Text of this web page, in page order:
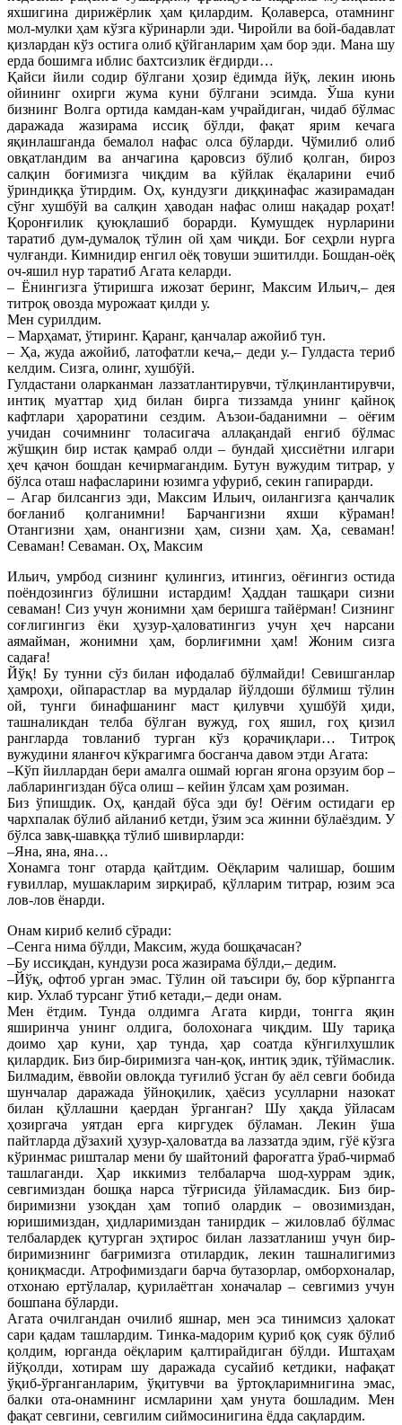
яхшигина дирижёрлик ҳам қилардим. Қолаверса, отамнинг
мол-мулки ҳам кўзга кўринарли эди. Чиройли ва бой-бадавлат
қизлардан кўз остига олиб қўйганларим ҳам бор эди. Мана шу
ерда бошимга иблис бахтсизлик ёғдирди…
Қайси йили содир бўлгани ҳозир ёдимда йўқ, лекин июнь
ойининг охирги жума куни бўлгани эсимда. Ўша куни
бизнинг Волга ортида камдан-кам учрайдиган, чидаб бўлмас
даражада жазирама иссиқ бўлди, фақат ярим кечага
яқинлашганда бемалол нафас олса бўларди. Чўмилиб олиб
овқатландим ва анчагина қаровсиз бўлиб қолган, бироз
салқин боғимизга чиқдим ва кўйлак ёқаларини ечиб
ўриндиққа ўтирдим. Оҳ, кундузги диққинафас жазирамадан
сўнг хушбўй ва салқин ҳаводан нафас олиш нақадар роҳат!
Қоронғилик қуюқлашиб борарди. Кумушдек нурларини
таратиб дум-думалоқ тўлин ой ҳам чиқди. Боғ сеҳрли нурга
чулғанди. Кимнидир енгил оёқ товуши эшитилди. Бошдан-оёқ
оч-яшил нур таратиб Агата келарди.
– Ёнингизга ўтиришга ижозат беринг, Максим Ильич,– дея
титроқ овозда мурожаат қилди у.
Мен сурилдим.
– Марҳамат, ўтиринг. Қаранг, қанчалар ажойиб тун.
– Ҳа, жуда ажойиб, латофатли кеча,– деди у.– Гулдаста териб
келдим. Сизга, олинг, хушбўй.
Гулдастани оларканман лаззатлантирувчи, тўлқинлантирувчи,
интиқ муаттар ҳид билан бирга тиззамда унинг қайноқ
кафтлари ҳароратини сездим. Аъзои-баданимни – оёғим
учидан сочимнинг толасигача аллақандай енгиб бўлмас
жўшқин бир истак қамраб олди – бундай ҳиссиётни илгари
ҳеч қачон бошдан кечирмагандим. Бутун вужудим титрар, у
бўлса оташ нафасларини юзимга уфуриб, секин гапирарди.
– Агар билсангиз эди, Максим Ильич, оилангизга қанчалик
боғланиб қолганимни! Барчангизни яхши кўраман!
Отангизни ҳам, онангизни ҳам, сизни ҳам. Ҳа, севаман!
Севаман! Севаман. Оҳ, Максим
Ильич, умрбод сизнинг қулингиз, итингиз, оёғингиз остида
поёндозингиз бўлишни истардим! Ҳаддан ташқари сизни
севаман! Сиз учун жонимни ҳам беришга тайёрман! Сизнинг
соғлигингиз ёки ҳузур-ҳаловатингиз учун ҳеч нарсани
аямайман, жонимни ҳам, борлиғимни ҳам! Жоним сизга
садаға!
Йўқ! Бу тунни сўз билан ифодалаб бўлмайди! Севишганлар
ҳамроҳи, ойпарастлар ва мурдалар йўлдоши бўлмиш тўлин
ой, тунги бинафшанинг маст қилувчи ҳушбўй ҳиди,
ташналикдан телба бўлган вужуд, гоҳ яшил, гоҳ қизил
рангларда товланиб турган кўз қорачиқлари… Титроқ
вужудини яланғоч кўкрагимга босганча давом этди Агата:
–Кўп йиллардан бери амалга ошмай юрган ягона орзуим бор –
лабларингиздан бўса олиш – кейин ўлсам ҳам розиман.
Биз ўпишдик. Оҳ, қандай бўса эди бу! Оёғим остидаги ер
чархпалак бўлиб айланиб кетди, ўзим эса жинни бўлаёздим. У
бўлса завқ-шавққа тўлиб шивирларди:
–Яна, яна, яна…
Хонамга тонг отарда қайтдим. Оёқларим чалишар, бошим
ғувиллар, мушакларим зирқираб, қўлларим титрар, юзим эса
лов-лов ёнарди.
Онам кириб келиб сўради:
–Сенга нима бўлди, Максим, жуда бошқачасан?
–Бу иссиқдан, кундузи роса жазирама бўлди,– дедим.
–Йўқ, офтоб урган эмас. Тўлин ой таъсири бу, бор кўрпангга
кир. Ухлаб турсанг ўтиб кетади,– деди онам.
Мен ётдим. Тунда олдимга Агата кирди, тонгга яқин
яширинча унинг олдига, болохонага чиқдим. Шу тариқа
доимо ҳар куни, ҳар тунда, ҳар соатда кўнгилхушлик
қилардик. Биз бир-биримизга чан-қоқ, интиқ эдик, тўймаслик.
Билмадим, ёввойи овлоқда туғилиб ўсган бу аёл севги бобида
шунчалар даражада ўйноқилик, ҳаёсиз усулларни назокат
билан қўллашни қаердан ўрганган? Шу ҳақда ўйласам
ҳозиргача уятдан ерга киргудек бўламан. Лекин ўша
пайтларда дўзахий ҳузур-ҳаловатда ва лаззатда эдим, гўё кўзга
кўринмас ришталар мени бу шайтоний фароғатга ўраб-чирмаб
ташлаганди. Ҳар иккимиз телбаларча шод-хуррам эдик,
севгимиздан бошқа нарса тўғрисида ўйламасдик. Биз бир-
биримизни узоқдан ҳам топиб олардик – овозимиздан,
юришимиздан, ҳидларимиздан танирдик – жиловлаб бўлмас
телбалардек қутурган эҳтирос билан лаззатланиш учун бир-
биримизнинг бағримизга отилардик, лекин ташналигимиз
қониқмасди. Атрофимиздаги барча бутазорлар, омборхоналар,
отхонаю ертўлалар, қурилаётган хоначалар – севгимиз учун
бошпана бўларди.
Агата очилгандан очилиб яшнар, мен эса тинимсиз ҳалокат
сари қадам ташлардим. Тинка-мадорим қуриб қоқ суяк бўлиб
қолдим, юрганда оёқларим қалтирайдиган бўлди. Иштаҳам
йўқолди, хотирам шу даражада сусайиб кетдики, нафақат
ўқиб-ўрганганларим, ўқитувчи ва ўртоқларимнигина эмас,
балки ота-онамнинг исмларини ҳам унута бошладим. Мен
фақат севгини, севгилим сиймосинигина ёдда сақлардим.